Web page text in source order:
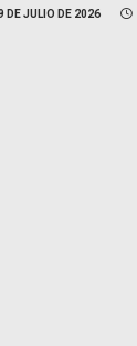
DE JULIO DE 2026